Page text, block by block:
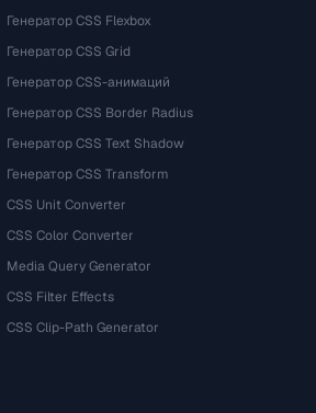
Генератор CSS Flexbox
Генератор CSS Grid
Генератор CSS-анимаций
Генератор CSS Border Radius
Генератор CSS Text Shadow
Генератор CSS Transform
CSS Unit Converter
CSS Color Converter
Media Query Generator
CSS Filter Effects
CSS Clip-Path Generator